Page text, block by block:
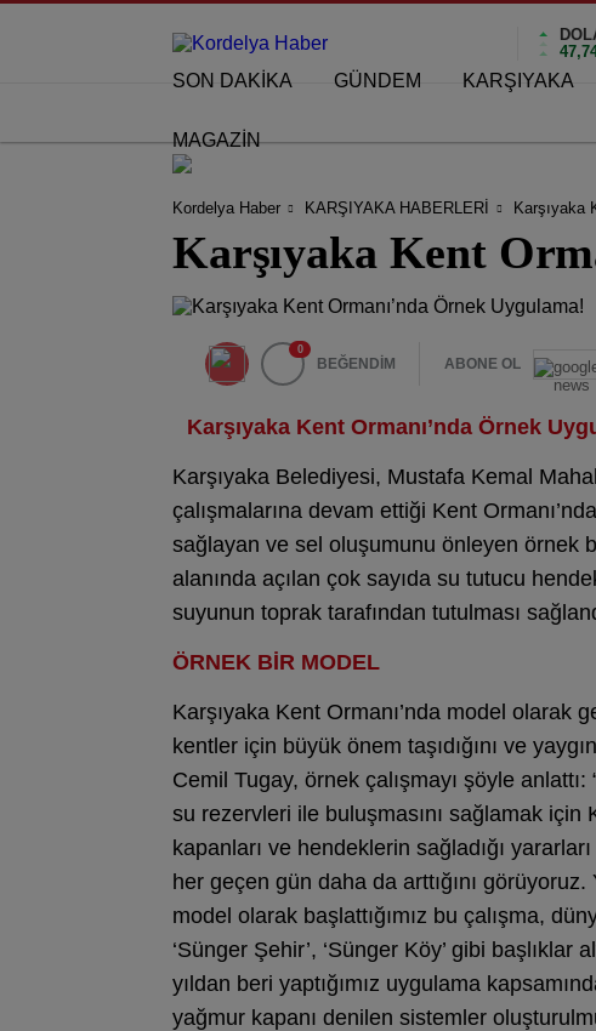
SON DAKİKA GÜNDEM KARŞIYAKA
MAGAZİN
Kordelya Haber KARŞIYAKA HABERLERİ Karşıyaka
Karşıyaka Kent
0
BEĞENDİM ABONE OL
Karşıyaka Kent Ormanı’nda Örnek
Karşıyaka Belediyesi, Mustafa Kemal
çalışmalarına devam ettiği Kent
sağlayan ve sel oluşumunu önleyen örnek
alanında açılan çok sayıda su tutucu
suyunun toprak tarafından tutulması
ÖRNEK BİR MODEL
Karşıyaka Kent Ormanı’nda model olarak
kentler için büyük önem taşıdığını ve
Cemil Tugay, örnek çalışmayı şöyle anlattı:
su rezervleri ile buluşmasını sağlamak için
kapanları ve hendeklerin sağladığı
her geçen gün daha da arttığını
model olarak başlattığımız bu çalışma,
‘Sünger Şehir’, ‘Sünger Köy’ gibi başlıklar
yıldan beri yaptığımız uygulama
yağmur kapanı denilen sistemler